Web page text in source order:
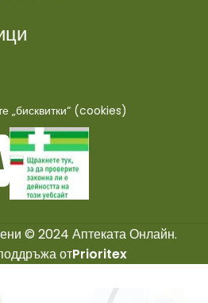
„бисквитки“ (cookies)
© 2024 Аптеката Онлайн.
отPrioritex